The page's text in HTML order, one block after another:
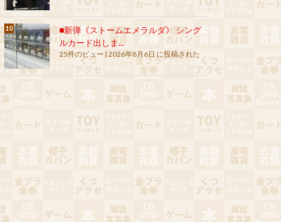
■新弾《ストームエメラルダ》 シング
ルカード出しま...
25件のビュー 2026年8月6日 に投稿された